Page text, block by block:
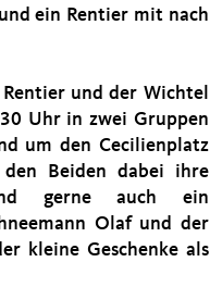
ein Rentier mit nach
und der Wichtel
Uhr in zwei Gruppen
um den Cecilienplatz
Beiden dabei ihre
gerne auch ein
Olaf und der
kleine Geschenke als